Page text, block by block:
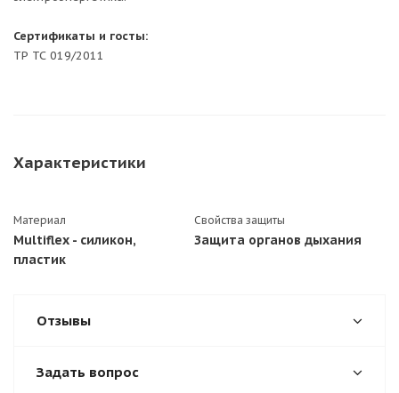
Сертификаты и госты:
ТР ТС 019/2011
Характеристики
Материал
Multiflex - силикон,
пластик
Свойства защиты
Защита органов дыхания
Отзывы
Задать вопрос